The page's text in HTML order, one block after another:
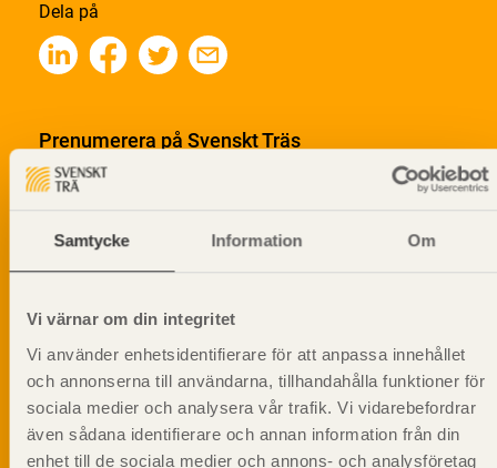
Samtycke Information Om
Vi värnar om din integritet
Vi använder enhetsidentifierare för att anpassa innehållet
och annonserna till användarna, tillhandahålla funktioner för
sociala medier och analysera vår trafik. Vi vidarebefordrar
även sådana identifierare och annan information från din
enhet till de sociala medier och annons- och analysföretag
Dela på
Prenumerera på Svenskt Träs
informationsutskick!